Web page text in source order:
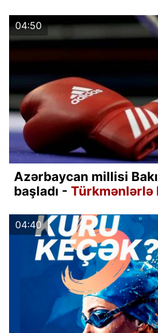
04:50
Azərbaycan millisi
başladı - Türkmənlərlə
04:40